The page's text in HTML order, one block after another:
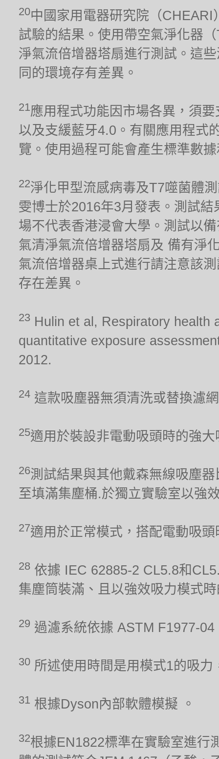
20中國家用電器研究院（
試驗的結果。使用帶空氣淨化器
淨氣流倍增器塔扇進行測試。這
同的環境存有差異。
21應用程式功能因市場各異，須
以及支緩藍牙4.0。有關應用程式
覽。使用過程可能會產生標準數
22淨化甲型流感病毒及T7噬菌體
雯博士於2016年3月發表。測試
場不代表香港浸會大學。測試以
氣清淨氣流倍增器塔扇及 備有淨
氣流倍增器桌上式進行請注意該
存在差異。
23 Hulin et al, Respiratory health
quantitative exposure
2012.
24 這款吸塵器無須清洗或替換濾
25適用於裝設非電動吸頭時的強
26測試結果與其他戴森無線吸塵
至填滿集塵桶.於獨立實驗室以強
27適用於正常模式，搭配電動吸
28 依據 IEC 62885-2 CL5.8和
集塵筒裝滿、且以強效吸力模式
29 過濾系統依據 ASTM F1977-
30 所述使用時間是用模式1的吸
31 根據Dyson內部軟體模擬 。
32根據EN1822標準在實驗室進行